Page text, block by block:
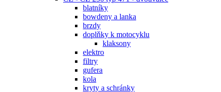
blatníky
bowdeny a lanka
brzdy
doplňky k motocyklu
klaksony
elektro
filtry
gufera
kola
kryty a schránky